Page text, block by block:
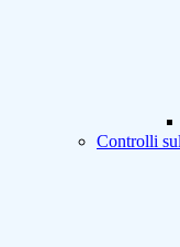
Controlli